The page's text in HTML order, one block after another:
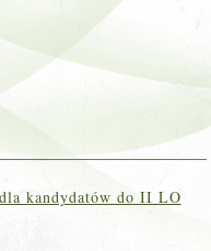
kandydatów do II LO